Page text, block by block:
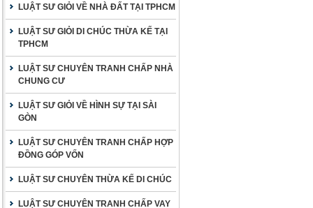
LUẬT SƯ GIỎI VỀ NHÀ ĐẤT TẠI TPHCM
LUẬT SƯ GIỎI DI CHÚC THỪA KẾ TẠI
TPHCM
LUẬT SƯ CHUYÊN TRANH CHẤP NHÀ
CHUNG CƯ
LUẬT SƯ GIỎI VỀ HÌNH SỰ TẠI SÀI
GÒN
LUẬT SƯ CHUYÊN TRANH CHẤP HỢP
ĐỒNG GÓP VỐN
LUẬT SƯ CHUYÊN THỪA KẾ DI CHÚC
LUẬT SƯ CHUYÊN TRANH CHẤP VAY